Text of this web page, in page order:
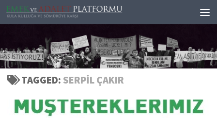
Skip to content
TAGGED: SERPIL ÇAKIR